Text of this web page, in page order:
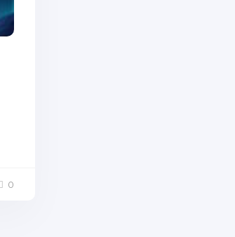
0